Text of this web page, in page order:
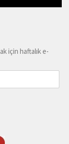
için haftalık e-